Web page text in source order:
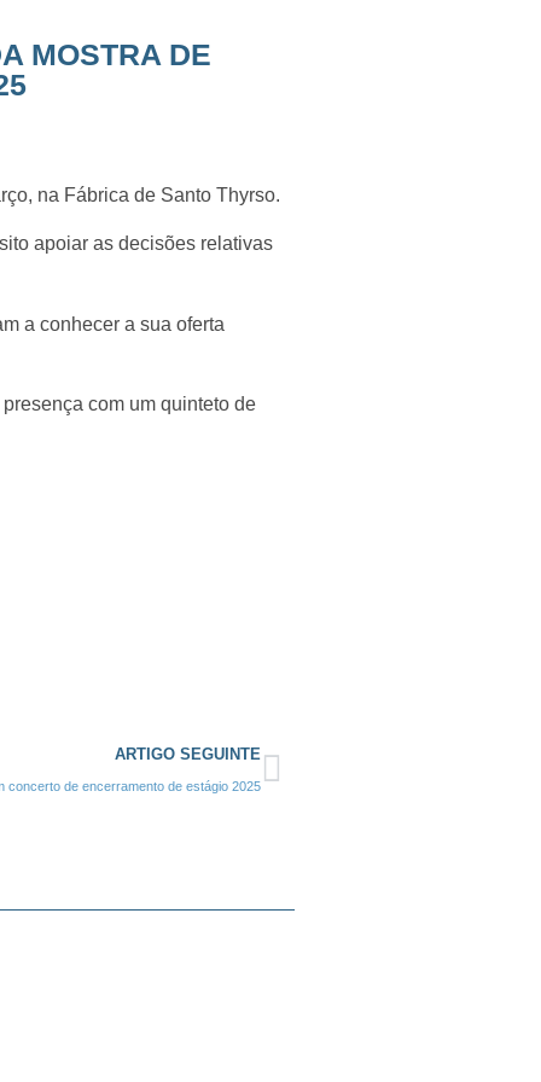
MOSTRA DE
na Fábrica de Santo Thyrso.
apoiar as decisões relativas
a conhecer a sua oferta
com um quinteto de
ARTIGO SEGUINTE
concerto de encerramento de estágio 2025